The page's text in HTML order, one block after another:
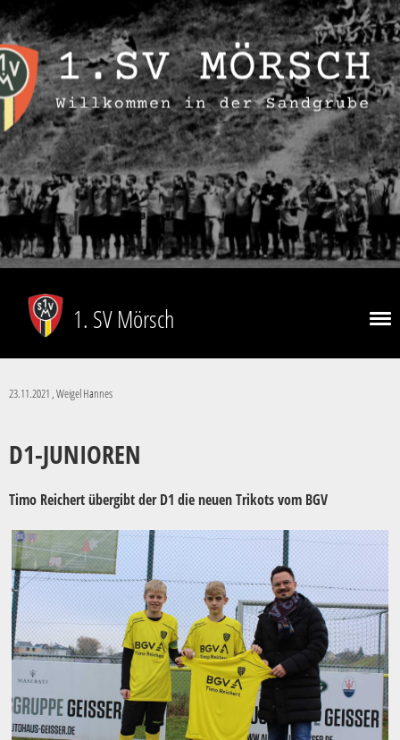
1. SV Mörsch
23.11.2021 , Weigel Hannes
D1-JUNIOREN
Timo Reichert übergibt der D1 die neuen Trikots vom BGV